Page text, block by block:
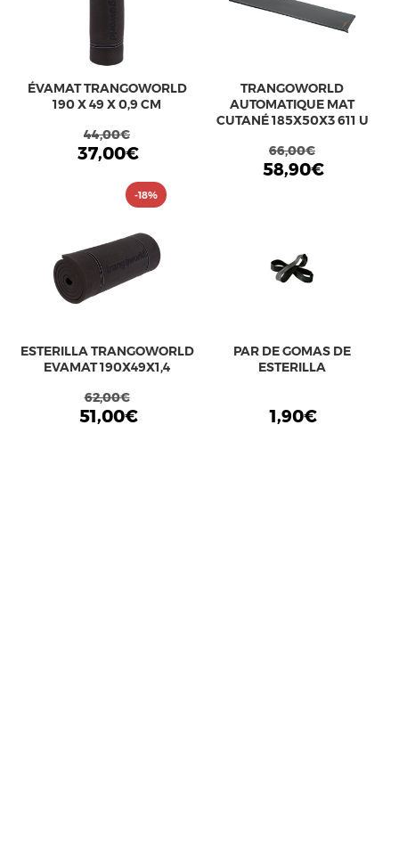
ÉVAMAT TRANGOWORLD
190 X 49 X 0,9 CM
44,00€
37,00€
TRANGOWORLD
AUTOMATIQUE MAT
CUTANÉ 185X50X3 611 U
66,00€
58,90€
ESTERILLA TRANGOWORLD
EVAMAT 190X49X1,4
62,00€
-18%
51,00€
PAR DE GOMAS DE
ESTERILLA
1,90€